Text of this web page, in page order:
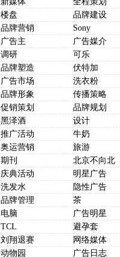
楼盘
品牌建设
品牌营销
Sony
广告主
广告媒介
调研
可乐
品牌塑造
伏特加
广告市场
洗衣粉
品牌形象
传播策略
促销策划
品牌规划
黑泽酒
设计
推广活动
牛奶
奥运营销
旅游
期刊
北京不向北
庆典活动
明星广告
洗发水
隐性广告
品牌管理
茶
电脑
广告明星
TCL
避孕套
刘翔退赛
网络媒体
动物园
广告日志